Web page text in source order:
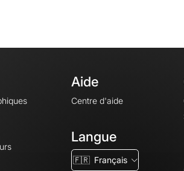
Aide
Centre d'aide
Langue
🇫🇷 Français